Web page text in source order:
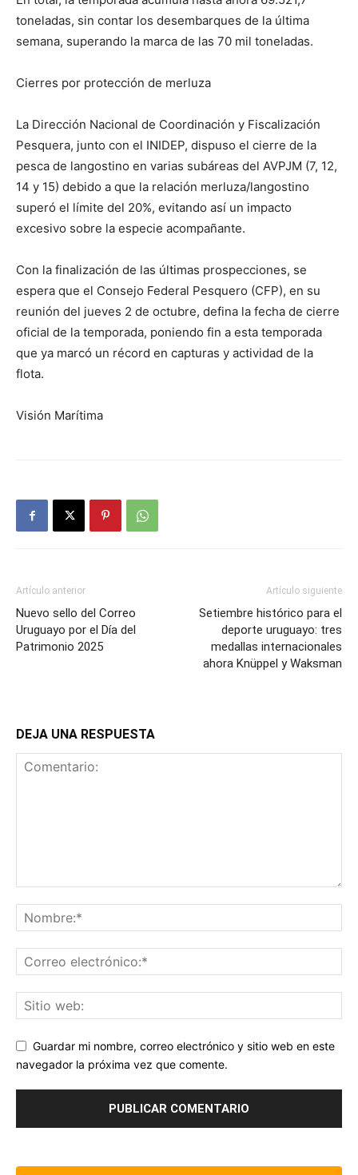
toneladas, sin contar los desembarques de la última
semana, superando la marca de las 70 mil toneladas.
Cierres por protección de merluza
La Dirección Nacional de Coordinación y Fiscalización
Pesquera, junto con el INIDEP, dispuso el cierre de la
pesca de langostino en varias subáreas del AVPJM (7, 12,
14 y 15) debido a que la relación merluza/langostino
superó el límite del 20%, evitando así un impacto
excesivo sobre la especie acompañante.
Con la finalización de las últimas prospecciones, se
espera que el Consejo Federal Pesquero (CFP), en su
reunión del jueves 2 de octubre, defina la fecha de cierre
oficial de la temporada, poniendo fin a esta temporada
que ya marcó un récord en capturas y actividad de la
flota.
Visión Marítima
Artículo anterior
Nuevo sello del Correo
Uruguayo por el Día del
Patrimonio 2025
Artículo siguiente
Setiembre histórico para el
deporte uruguayo: tres
medallas internacionales
ahora Knüppel y Waksman
DEJA UNA RESPUESTA
Guardar mi nombre, correo electrónico y sitio web en este
navegador la próxima vez que comente.